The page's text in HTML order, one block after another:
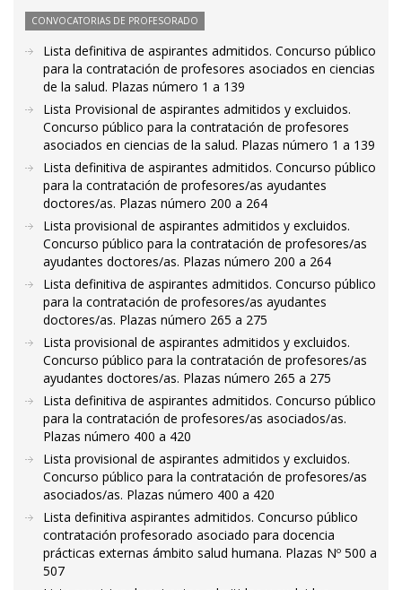
CONVOCATORIAS DE PROFESORADO
Lista definitiva de aspirantes admitidos. Concurso público
para la contratación de profesores asociados en ciencias
de la salud. Plazas número 1 a 139
Lista Provisional de aspirantes admitidos y excluidos.
Concurso público para la contratación de profesores
asociados en ciencias de la salud. Plazas número 1 a 139
Lista definitiva de aspirantes admitidos. Concurso público
para la contratación de profesores/as ayudantes
doctores/as. Plazas número 200 a 264
Lista provisional de aspirantes admitidos y excluidos.
Concurso público para la contratación de profesores/as
ayudantes doctores/as. Plazas número 200 a 264
Lista definitiva de aspirantes admitidos. Concurso público
para la contratación de profesores/as ayudantes
doctores/as. Plazas número 265 a 275
Lista provisional de aspirantes admitidos y excluidos.
Concurso público para la contratación de profesores/as
ayudantes doctores/as. Plazas número 265 a 275
Lista definitiva de aspirantes admitidos. Concurso público
para la contratación de profesores/as asociados/as.
Plazas número 400 a 420
Lista provisional de aspirantes admitidos y excluidos.
Concurso público para la contratación de profesores/as
asociados/as. Plazas número 400 a 420
Lista definitiva aspirantes admitidos. Concurso público
contratación profesorado asociado para docencia
prácticas externas ámbito salud humana. Plazas Nº 500 a
507